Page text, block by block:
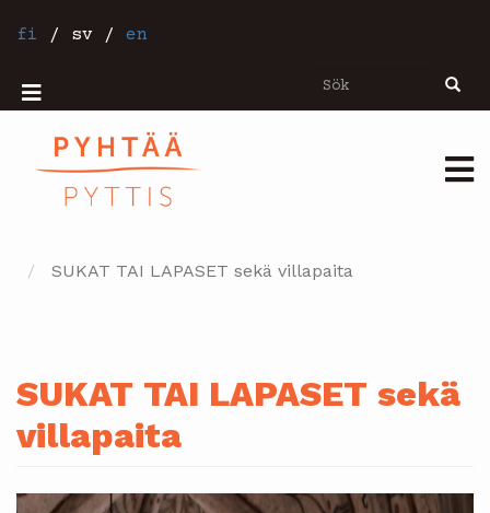
tillfi / sv / en
Sök Sök
Mobiilivalikko
SUKAT TAI LAPASET sekä villapaita
SUKAT TAI LAPASET sekä
villapaita